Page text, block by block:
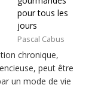
pour tous les
jours
Pascal Cabus
chronique,
peut être
un mode de vie